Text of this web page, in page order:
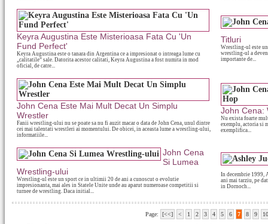
Keyra Augustina Este Misterioasa Fata Cu 'Un
Fund Perfect'
Keyra Augustina este o tanara din Argentina ce a impresionat o intreaga lume cu
„calitatile” sale. Datorita acestor calitati, Keyra Augustina a fost numita in mod
oficial, de catre...
Titluri
Wrestling-ul este
wrestling-ul a
importante de...
John Cena Este Mai Mult Decat Un Simplu
Wrestler
Fanii wrestling-ului nu se poate sa nu fi auzit macar o data de John Cena, unul dintre
cei mai talentati wrestleri ai momentului. De obicei, in aceasta lume a wrestling-ului,
informatiile...
John Cena:
Nu exista foarte
exemplu, actoria si
exemplifica...
John Cena
Si Lumea
Wrestling-ului
Wrestling-ul este un sport ce in ultimii 20 de ani a cunoscut o evolutie
impresionanta, mai ales in Statele Unite unde au aparut numeroase competitii si
turnee de wrestling. Daca initial...
In decembrie 1999,
ani mai tarziu, pe
in Dornoch...
Page: [<<] < 1 2 3 4 5 6 7 8 9 10